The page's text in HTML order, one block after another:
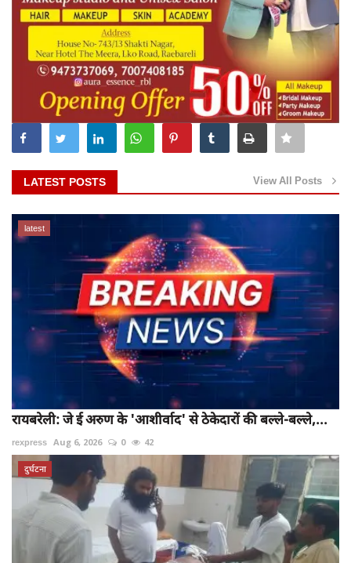
LATEST POSTS View All Posts
latest
रायबरेली: जे ई अरुण के 'आशीर्वाद' से ठेकेदारों की बल्ले-बल्ले,...
rexpress Aug 6, 2026 0 42
दुर्घटना